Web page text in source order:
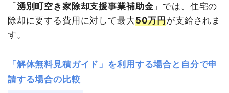
「湧別町空き家除却支援事業補助金 」では、住宅の
除却に要する費用に対して最大50万円が支給されま
す。
「解体無料見積ガイド」を利用する場合と自分で申
請する場合の比較